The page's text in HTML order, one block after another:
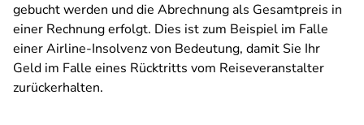
gebucht werden und die Abrechnung als Gesamtpreis in
einer Rechnung erfolgt. Dies ist zum Beispiel im Falle
einer Airline-Insolvenz von Bedeutung, damit Sie Ihr
Geld im Falle eines Rücktritts vom Reiseveranstalter
zurückerhalten.